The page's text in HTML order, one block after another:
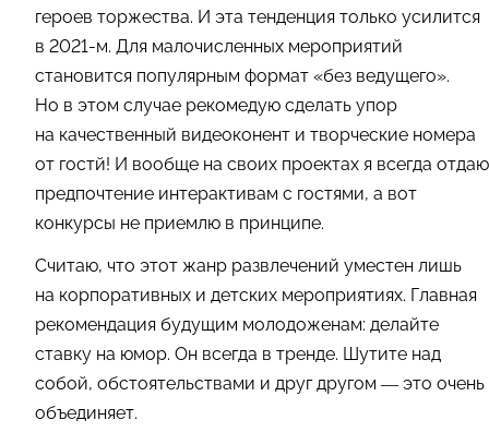
героев торжества. И эта тенденция только усилится
в 2021-м. Для малочисленных мероприятий
становится популярным формат «без ведущего».
Но в этом случае рекомедую сделать упор
на качественный видеоконент и творческие номера
от гостй! И вообще на своих проектах я всегда отдаю
предпочтение интерактивам с гостями, а вот
конкурсы не приемлю в принципе.
Считаю, что этот жанр развлечений уместен лишь
на корпоративных и детских мероприятиях. Главная
рекомендация будущим молодоженам: делайте
ставку на юмор. Он всегда в тренде. Шутите над
собой, обстоятельствами и друг другом — это очень
объединяет.